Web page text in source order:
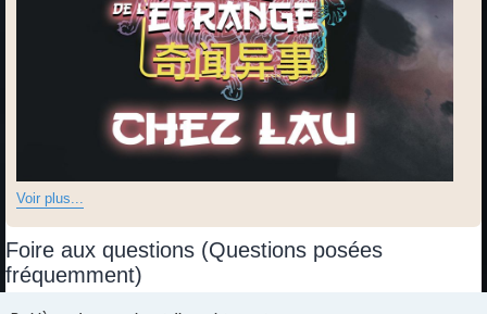
Voir plus...
Foire aux questions (Questions posées
fréquemment)